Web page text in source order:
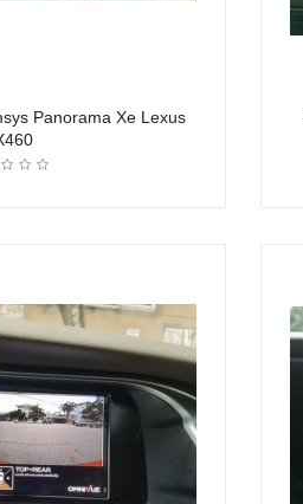
Panorama Xe Lexus